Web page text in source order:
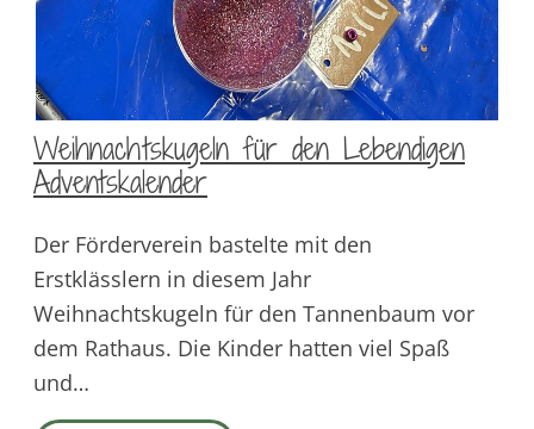
Weihnachtskugeln für den Lebendigen
Adventskalender
Der Förderverein bastelte mit den
Erstklässlern in diesem Jahr
Weihnachtskugeln für den Tannenbaum vor
dem Rathaus. Die Kinder hatten viel Spaß
und…